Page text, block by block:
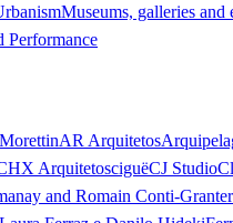
Museums, galleries and
Performance
AR Arquitetos
ArquitetosciguëCJ Studio
and Romain Conti-